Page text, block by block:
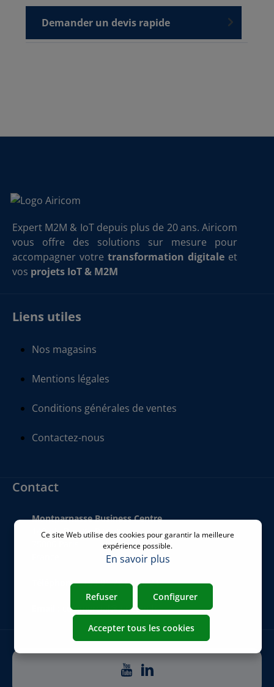
Demander un devis rapide
Expert M2M & IoT depuis plus de 20 ans. Airicom
vous offre des solutions sur mesure pour
accompagner votre transformation digitale et
vos projets IoT & M2M
Liens utiles
Nos magasins
Mentions légales
Conditions générales de ventes
Contactez-nous
Contact
Montparnasse Business Centre
140 bis Rue de Rennes
Téléphone:+33 01 77 62 46 24
commercial@airicom.fr
Ce site Web utilise des cookies pour garantir la meilleure
expérience possible.
En savoir plus
Refuser Configurer
Accepter tous les cookies